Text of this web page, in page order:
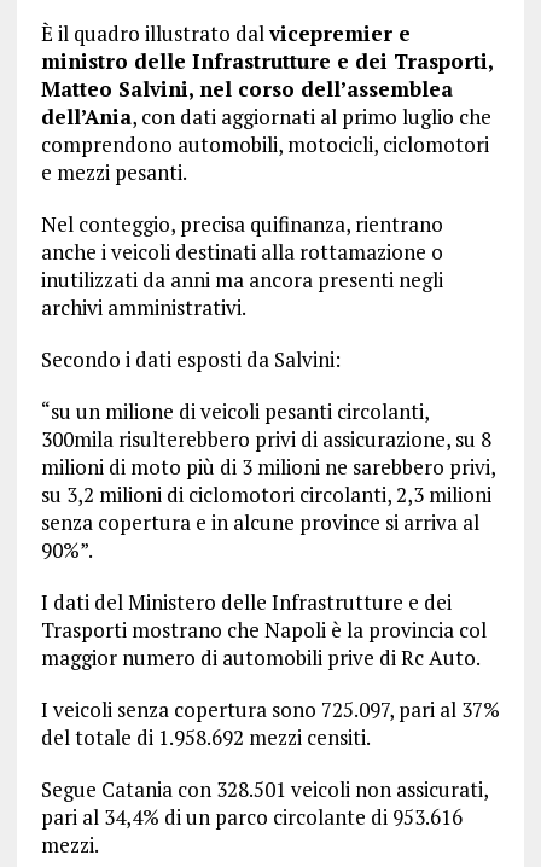
È il quadro illustrato dalvicepremier e
ministro delle Infrastrutture e dei Trasporti,
Matteo Salvini, nel corso dell’assemblea
dell’Ania, con dati aggiornati al primo luglio che
comprendono automobili, motocicli, ciclomotori
e mezzi pesanti.
Nel conteggio, precisa quifinanza, rientrano
anche i veicoli destinati alla rottamazione o
inutilizzati da anni ma ancora presenti negli
archivi amministrativi.
Secondo i dati esposti da Salvini:
“su un milione di veicoli pesanti circolanti,
300mila risulterebbero privi di assicurazione, su 8
milioni di moto più di 3 milioni ne sarebbero privi,
su 3,2 milioni di ciclomotori circolanti, 2,3 milioni
senza copertura e in alcune province si arriva al
90%”.
I dati del Ministero delle Infrastrutture e dei
Trasporti mostrano che Napoli è la provincia col
maggior numero di automobili prive di Rc Auto.
I veicoli senza copertura sono 725.097, pari al 37%
del totale di 1.958.692 mezzi censiti.
Segue Catania con 328.501 veicoli non assicurati,
pari al 34,4% di un parco circolante di 953.616
mezzi.